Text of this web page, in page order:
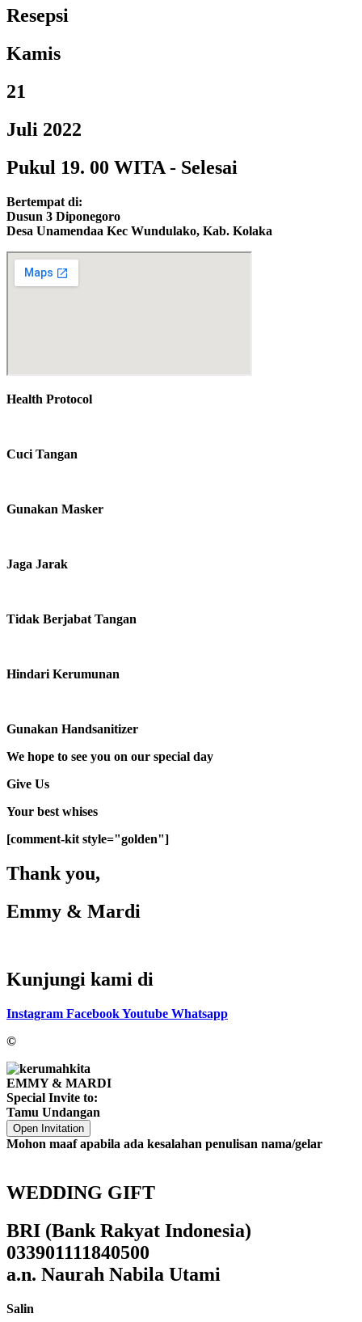
Resepsi
Kamis
21
Juli 2022
Pukul 19. 00 WITA - Selesai
Bertempat di:
Dusun 3 Diponegoro
Desa Unamendaa Kec Wundulako, Kab. Kolaka
Health Protocol
Cuci Tangan
Gunakan Masker
Jaga Jarak
Tidak Berjabat Tangan
Hindari Kerumunan
Gunakan Handsanitizer
We hope to see you on our special day
Give Us
Your best whises
[comment-kit style="golden"]
Thank you,
Emmy & Mardi
Kunjungi kami di
Instagram FacebookYoutube Whatsapp
©
EMMY & MARDI
Special Invite to:
Tamu Undangan
Open Invitation
Mohon maaf apabila ada kesalahan penulisan nama/gelar
WEDDING GIFT
BRI (Bank Rakyat Indonesia)
033901111840500
a.n. Naurah Nabila Utami
Salin